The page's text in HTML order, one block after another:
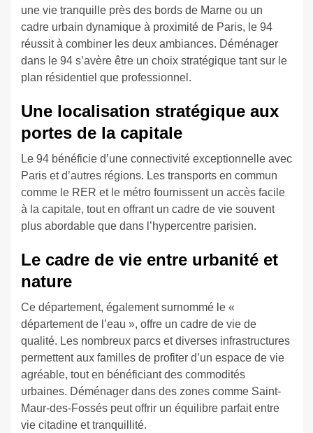
une vie tranquille près des bords de Marne ou un
cadre urbain dynamique à proximité de Paris, le 94
réussit à combiner les deux ambiances. Déménager
dans le 94 s’avère être un choix stratégique tant sur le
plan résidentiel que professionnel.
Une localisation stratégique aux
portes de la capitale
Le 94 bénéficie d’une connectivité exceptionnelle avec
Paris et d’autres régions. Les transports en commun
comme le RER et le métro fournissent un accès facile
à la capitale, tout en offrant un cadre de vie souvent
plus abordable que dans l’hypercentre parisien.
Le cadre de vie entre urbanité et
nature
Ce département, également surnommé le «
département de l’eau », offre un cadre de vie de
qualité. Les nombreux parcs et diverses infrastructures
permettent aux familles de profiter d’un espace de vie
agréable, tout en bénéficiant des commodités
urbaines. Déménager dans des zones comme Saint-
Maur-des-Fossés peut offrir un équilibre parfait entre
vie citadine et tranquillité.